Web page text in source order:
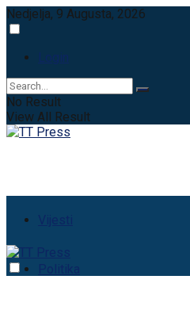
Nedjelja, 9 Augusta, 2026
Login
No Result
View All Result
Vijesti
Politika